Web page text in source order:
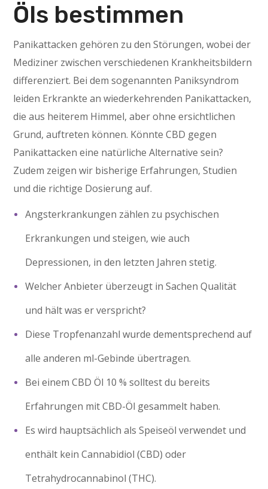
Öls bestimmen
Panikattacken gehören zu den Störungen, wobei der
Mediziner zwischen verschiedenen Krankheitsbildern
differenziert. Bei dem sogenannten Paniksyndrom
leiden Erkrankte an wiederkehrenden Panikattacken,
die aus heiterem Himmel, aber ohne ersichtlichen
Grund, auftreten können. Könnte CBD gegen
Panikattacken eine natürliche Alternative sein?
Zudem zeigen wir bisherige Erfahrungen, Studien
und die richtige Dosierung auf.
Angsterkrankungen zählen zu psychischen
Erkrankungen und steigen, wie auch
Depressionen, in den letzten Jahren stetig.
Welcher Anbieter überzeugt in Sachen Qualität
und hält was er verspricht?
Diese Tropfenanzahl wurde dementsprechend auf
alle anderen ml-Gebinde übertragen.
Bei einem CBD Öl 10 % solltest du bereits
Erfahrungen mit CBD-Öl gesammelt haben.
Es wird hauptsächlich als Speiseöl verwendet und
enthält kein Cannabidiol (CBD) oder
Tetrahydrocannabinol (THC).